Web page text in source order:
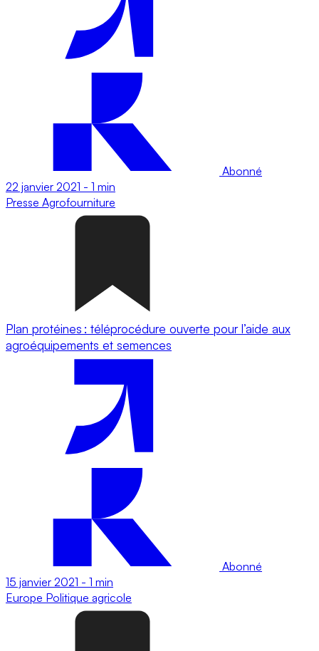
Abonné
22 janvier 2021 - 1 min
Presse Agrofourniture
Plan protéines : téléprocédure ouverte pour l’aide aux
agroéquipements et semences
Abonné
15 janvier 2021 - 1 min
Europe Politique agricole